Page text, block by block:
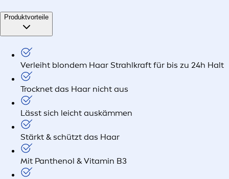
Produktvorteile
Verleiht blondem Haar Strahlkraft für bis zu 24h Halt
Trocknet das Haar nicht aus
Lässt sich leicht auskämmen
Stärkt & schützt das Haar
Mit Panthenol & Vitamin B3